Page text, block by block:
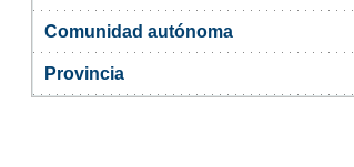
Comunidad autónoma
Provincia